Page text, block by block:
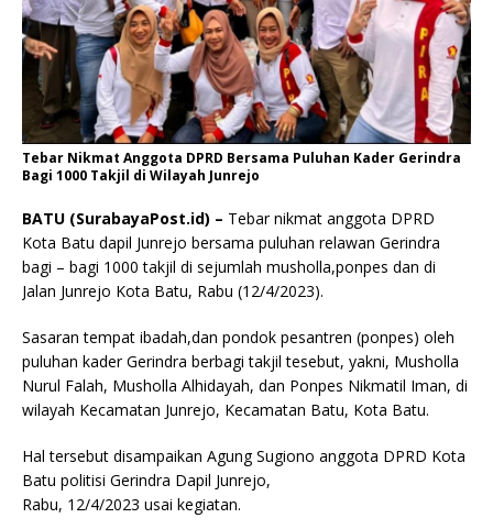
Tebar Nikmat Anggota DPRD Bersama Puluhan Kader Gerindra
Bagi 1000 Takjil di Wilayah Junrejo
BATU (SurabayaPost.id) – Tebar nikmat anggota DPRD
Kota Batu dapil Junrejo bersama puluhan relawan Gerindra
bagi – bagi 1000 takjil di sejumlah musholla,ponpes dan di
Jalan Junrejo Kota Batu, Rabu (12/4/2023).
Sasaran tempat ibadah,dan pondok pesantren (ponpes) oleh
puluhan kader Gerindra berbagi takjil tesebut, yakni, Musholla
Nurul Falah, Musholla Alhidayah, dan Ponpes Nikmatil Iman, di
wilayah Kecamatan Junrejo, Kecamatan Batu, Kota Batu.
Hal tersebut disampaikan Agung Sugiono anggota DPRD Kota
Batu politisi Gerindra Dapil Junrejo,
Rabu, 12/4/2023 usai kegiatan.